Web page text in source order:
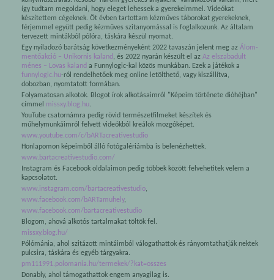
így tudtam megoldani, hogy eleget lehessek a gyerekeimmel. Videókat
készítettem cégeknek. Öt évben tartottam kézműves táborokat gyerekeknek,
férjemmel együtt pedig kézműves szitanyomással is foglalkozunk. Az általam
tervezett mintákból pólóra, táskára készül nyomat.
Egy nyíladozó barátság következményeként 2022 tavaszán jelent meg az Álom-
mentőakció – Unikornis kaland , és 2022 nyarán készült el az Az elszabadult
ménes – Lovas kaland a Funnylogic-kal közös munkában. Ezek a játékok a
funnylogic.hu-ról rendelhetőek meg online letölthető, vagy kiszállítva,
dobozban, nyomtatott formában.
Folyamatosan alkotok. Blogot írok alkotásaimról "Képeim története dióhéjban"
címmel missxy.blog.hu.
YouTube csatornámra pedig rövid természetfilmeket készítek és
műhelymunkáimról felvett videókból kreálok mozgóképet.
www.youtube.com/c/bARTacreativestudio
Honlapomon képeimből álló fotógalériámba is belenézhettek.
www.bartacreativestudio.com/
Instagram és Facebook oldalaimon pedig többek között felvehetitek velem a
kapcsolatot.
www.instagram.com/bartacreativestudio,
www.facebook.com/bARTamuhely,
www.facebook.com/bartacreativestudio
Blogom, ahová alkotós tartalmakat töltök fel.
missxy.blog.hu/
Pólómánia, ahol szitázott mintáimból válogathattok és rányomtathatják nektek
pulcsira, táskára és egyéb tárgyakra.
pm111991.polomania.hu/termekek/?kat=osszes
Donably, ahol támogathattok engem anyagilag is.